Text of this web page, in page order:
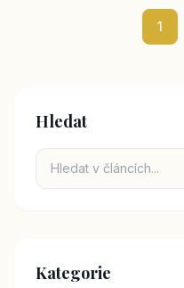
1
Hledat
Kategorie